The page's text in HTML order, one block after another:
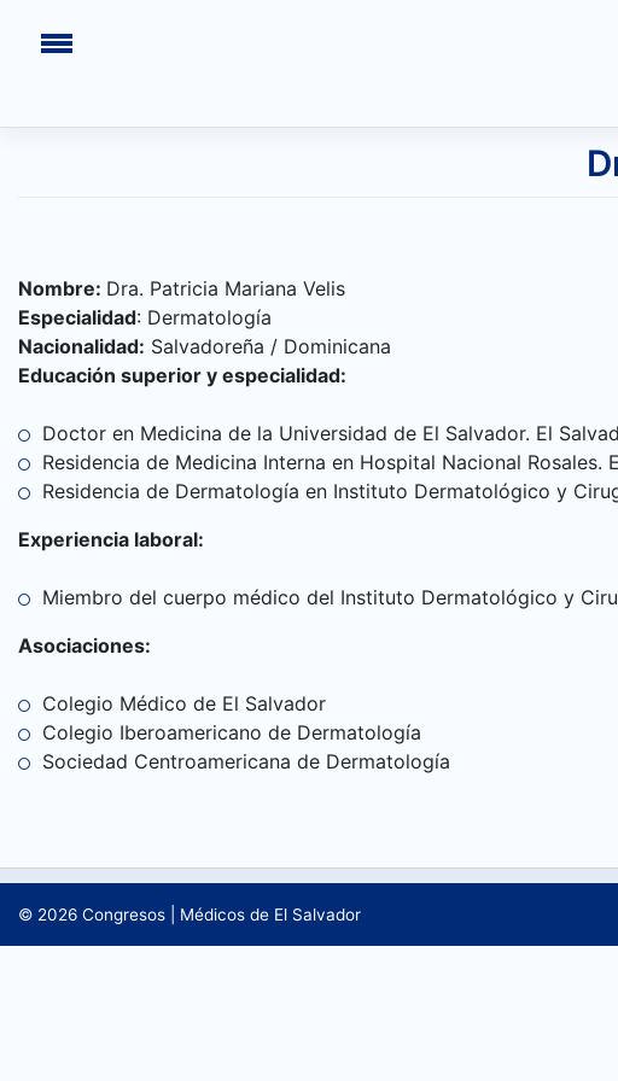
CONGRESOS PASADOS
¿QUIÉNES SOMOS?
CONTÁCTANOS
Saltar
Nombre: Dra. Patricia Mariana Velis
Especialidad: Dermatología
Nacionalidad: Salvadoreña / Dominicana
Educación superior y especialidad:
Doctor en Medicina de la Universidad de El Salvador. El
Residencia de Medicina Interna en Hospital Nacional Rosales.
Residencia de Dermatología en Instituto Dermatológico y
Experiencia laboral:
Miembro del cuerpo médico del Instituto Dermatológico y
Asociaciones:
Colegio Médico de El Salvador
Colegio Iberoamericano de Dermatología
Sociedad Centroamericana de Dermatología
© 2026 Congresos Médicos de El Salvador